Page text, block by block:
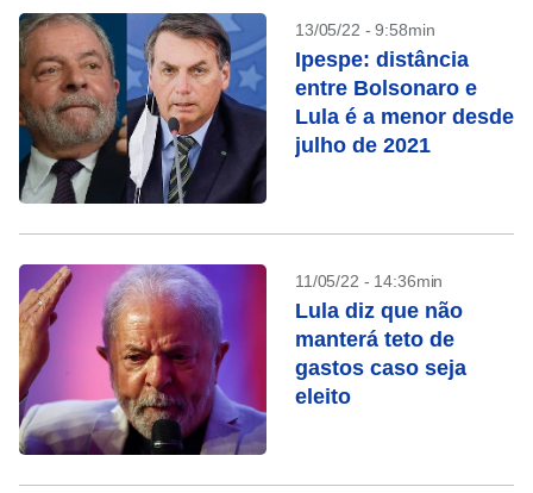
13/05/22 - 9:58min
Ipespe: distância
entre Bolsonaro e
Lula é a menor desde
julho de 2021
11/05/22 - 14:36min
Lula diz que não
manterá teto de
gastos caso seja
eleito